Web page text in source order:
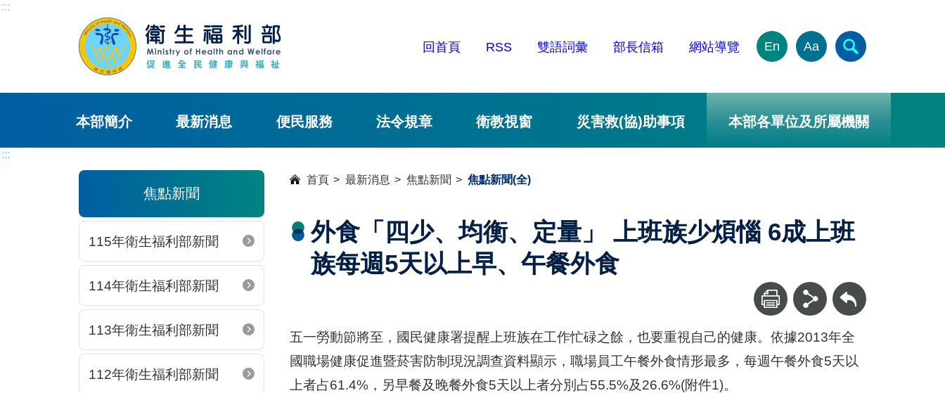
:::
回首頁 RSS 雙語詞彙 部長信箱 網站導覽 En Aa
本部簡介 最新消息 便民服務 法令規章 衛教視窗 災害救(協)助事項 本部各單位及所屬機關
:::
焦點新聞
115年衛生福利部新聞
114年衛生福利部新聞
113年衛生福利部新聞
112年衛生福利部新聞
首頁 最新消息 焦點新聞 焦點新聞(全)
外食「四少、均衡、定量」 上班族少煩惱 6成上班
族每週5天以上早、午餐外食
回上一頁
五一勞動節將至，國民健康署提醒上班族在工作忙碌之餘，也要重視自己的健康。依據2013年全
國職場健康促進暨菸害防制現況調查資料顯示，職場員工午餐外食情形最多，每週午餐外食5天以
上者占61.4%，另早餐及晚餐外食5天以上者分別占55.5%及26.6%(附件1)。